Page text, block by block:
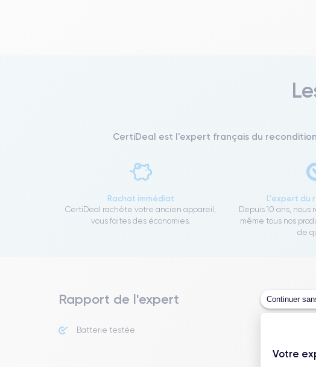
Continuer
Votre
CertiDeal est l'expert français du
Rachat immédiat
CertiDeal rachète votre ancien appareil,
vous faites des économies.
L'expert du
Depuis 10 ans,
même tous nos
de
Rapport de l'expert
Batterie testée